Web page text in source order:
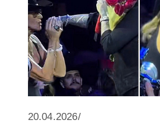
20.04.2026/